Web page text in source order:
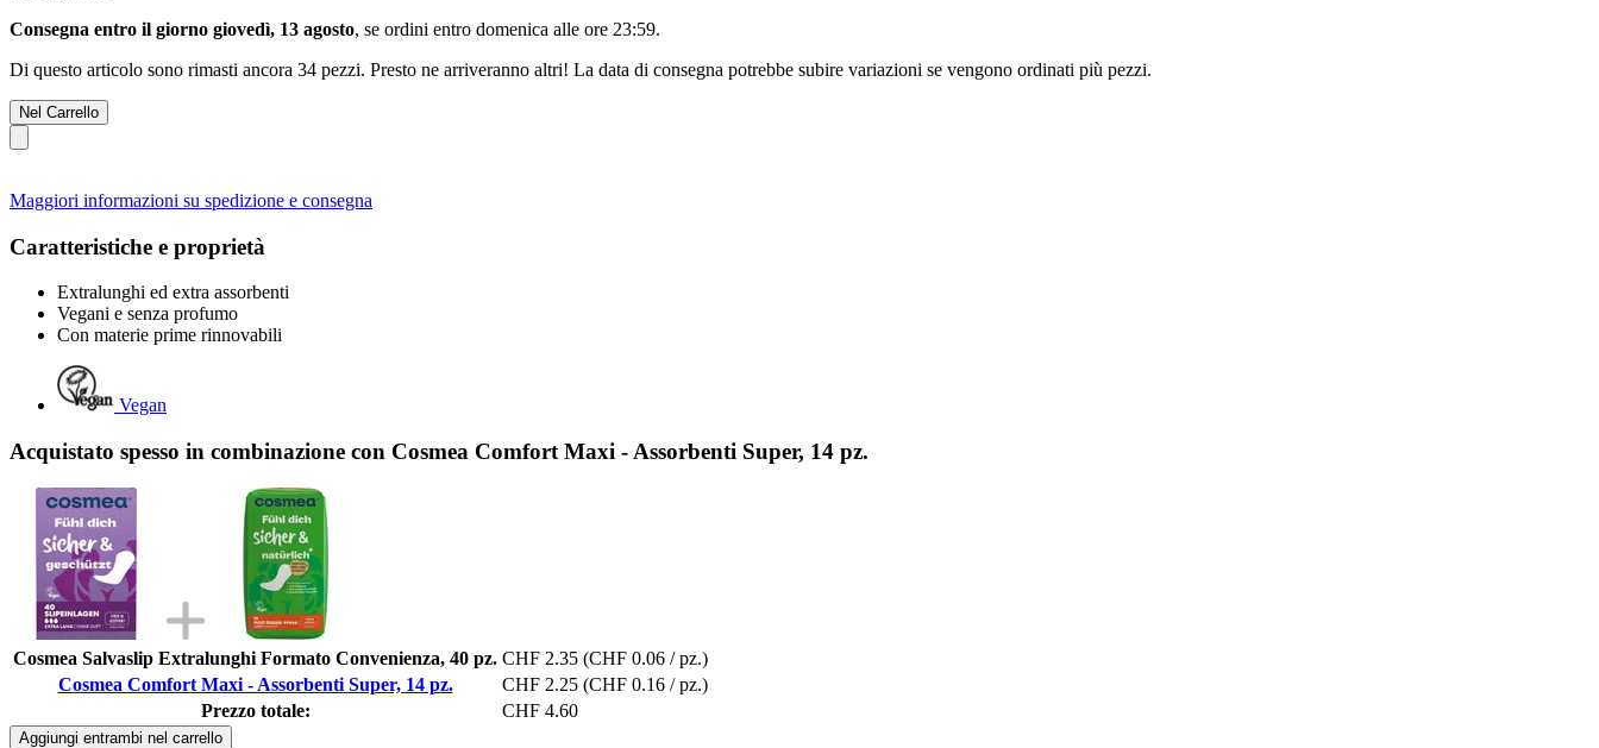
Consegna entro il giorno giovedì, 13 agosto, se ordini entro domenica alle ore 23:59.
Di questo articolo sono rimasti ancora 34 pezzi. Presto ne arriveranno altri! La data di consegna potrebbe subire variazioni se vengono ordinati più pezzi.
Nel Carrello
Maggiori informazioni su spedizione e consegna
Caratteristiche e proprietà
Extralunghi ed extra assorbenti
Vegani e senza profumo
Con materie prime rinnovabili
Vegan
Acquistato spesso in combinazione con Cosmea Comfort Maxi - Assorbenti Super, 14 pz.
Cosmea Salvaslip Extralunghi Formato Convenienza, 40 pz. CHF 2.35 (CHF 0.06 / pz.)
Cosmea Comfort Maxi - Assorbenti Super, 14 pz.
CHF 2.25 (CHF 0.16 / pz.)
Prezzo totale:
CHF 4.60
Aggiungi entrambi nel carrello